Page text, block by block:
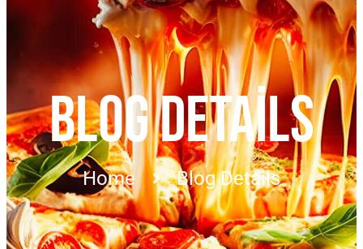
BLOG DETAILS
Home Blog Details